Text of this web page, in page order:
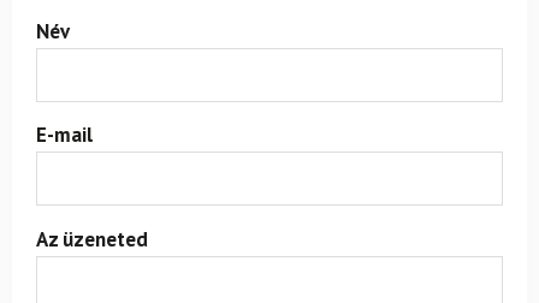
Név
E-mail
Az üzeneted